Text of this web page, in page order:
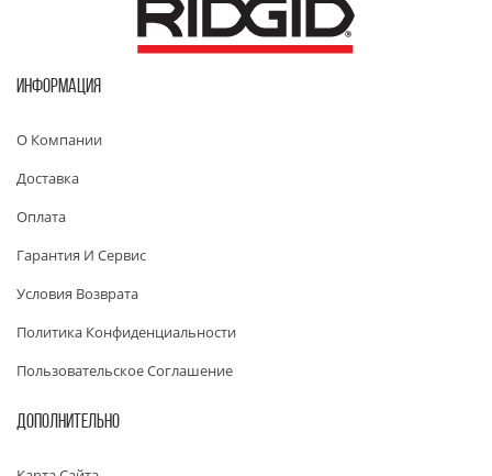
ИНФОРМАЦИЯ
О Компании
Доставка
Оплата
Гарантия И Сервис
Условия Возврата
Политика Конфиденциальности
Пользовательское Соглашение
ДОПОЛНИТЕЛЬНО